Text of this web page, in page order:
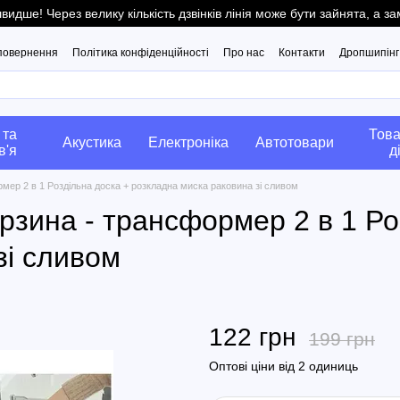
Через велику кількість дзвінків лінія може бути зайнята, а
Політика конфіденційності Про нас Контакти Дропшипінг
Акустика Електроніка Автотовари
2 в 1 Роздільна доска + розкладна миска раковина зі сливом
- трансформер 2 в 1
сливом
122 грн 199 грн
Оптові ціни від 2 одиниць